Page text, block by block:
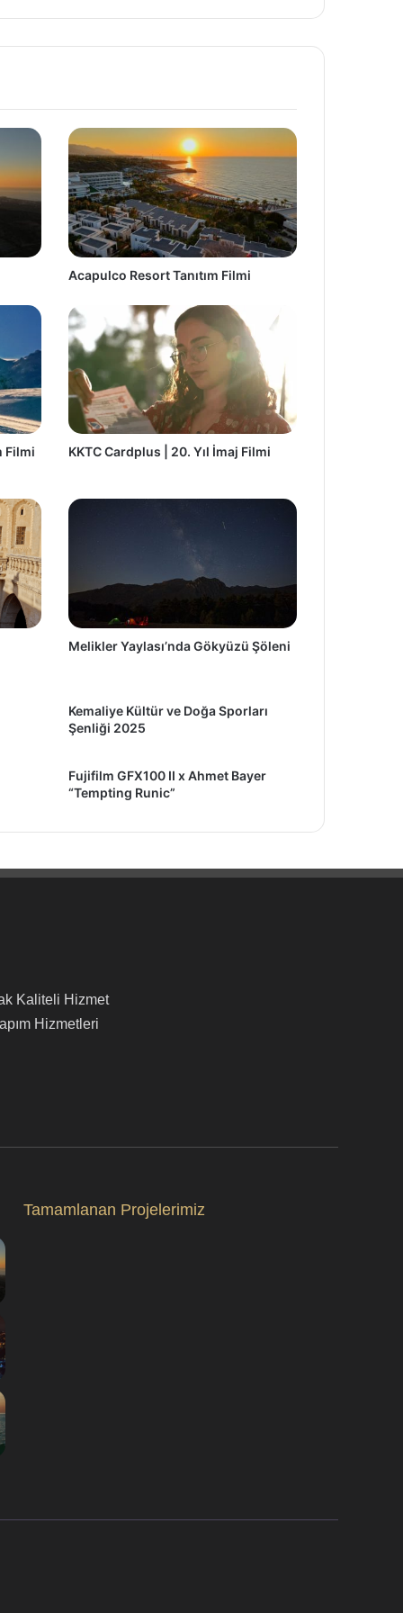
Acapulco Resort Tanıtım Filmi
Filmi KKTC Cardplus | 20. Yıl İmaj Filmi
Melikler Yaylası’nda Gökyüzü Şöleni
Kemaliye Kültür ve Doğa Sporları
Şenliği 2025
Fujifilm GFX100 II x Ahmet Bayer
“Tempting Runic”
Kaliteli Hizmet
Hizmetleri
Tamamlanan Projelerimiz